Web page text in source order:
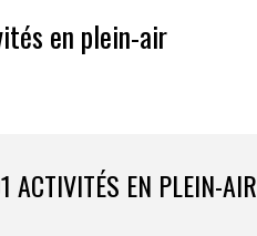
en plein-air
ACTIVITÉS EN PLEIN-AIR